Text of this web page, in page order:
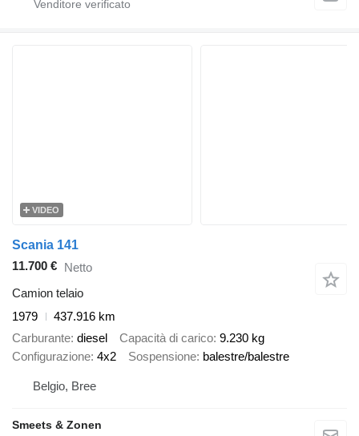
VIDEO
Scania 141
11.700 € Netto
Camion telaio
1979
437.916 km
Carburante diesel Capacità di carico 9.230 kg
Configurazione 4x2 Sospensione balestre/balestre
Belgio, Bree
Smeets & Zonen